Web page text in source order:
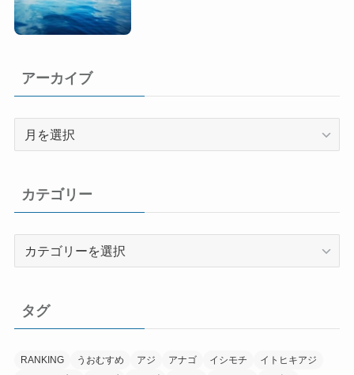
アーカイブ
ブ
カテゴリー
ー
タグ
RANKING うおむすめ アジ アナゴ イシモチ
イトヒキアジ